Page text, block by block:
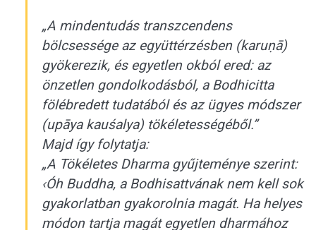
„A mindentudás transzcendens
bölcsessége az együttérzésben (karuṇā)
gyökerezik, és egyetlen okból ered: az
önzetlen gondolkodásból, a Bodhicitta
fölébredett tudatából és az ügyes módszer
(upāya kauśalya) tökéletességéből.”
Majd így folytatja:
„A Tökéletes Dharma gyűjteménye szerint:
‹Óh Buddha, a Bodhisattvának nem kell sok
gyakorlatban gyakorolnia magát. Ha helyes
módon tartja magát egyetlen dharmához